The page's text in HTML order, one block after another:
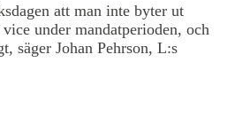
att man inte byter ut
under mandatperioden, och
säger Johan Pehrson, L:s